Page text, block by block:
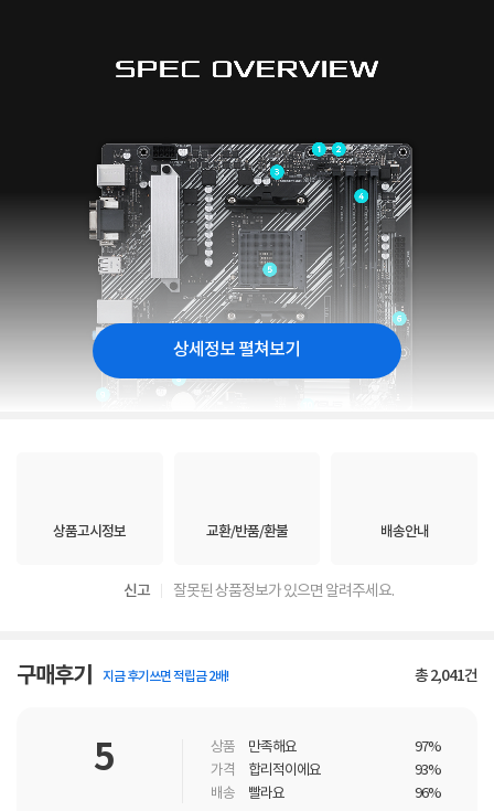
상세정보 펼쳐보기
상품고시정보 교환/반품/환불 배송안내
신고 잘못된 상품정보가 있으면 알려주세요.
구매후기 지금 후기쓰면 적립금 2배! 총2,041건
5 상품 만족해요
97%
가격
합리적이에요
93%
배송
빨라요 96%